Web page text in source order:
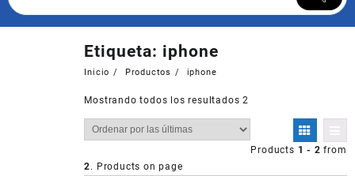
Etiqueta: iphone
Inicio Productos iphone
Mostrando todos los resultados 2
Products 1 - 2 from
2. Products on page